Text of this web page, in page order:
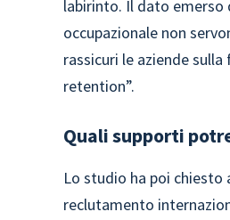
labirinto. Il dato emerso
occupazionale non
rassicuri le aziende
retention”.
Quali supporti
Lo studio ha poi
reclutamento